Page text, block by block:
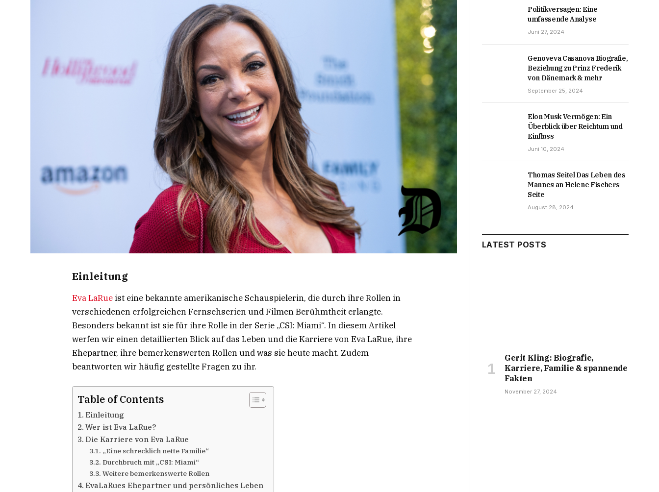
Einleitung
Eva LaRue ist eine bekannte amerikanische Schauspielerin, die durch ihre Rollen in
verschiedenen erfolgreichen Fernsehserien und Filmen Berühmtheit erlangte.
Besonders bekannt ist sie für ihre Rolle in der Serie „CSI: Miami“. In diesem Artikel
werfen wir einen detaillierten Blick auf das Leben und die Karriere von Eva LaRue, ihre
Ehepartner, ihre bemerkenswerten Rollen und was sie heute macht. Zudem
beantworten wir häufig gestellte Fragen zu ihr.
Table of Contents
Einleitung
Wer ist Eva LaRue?
Die Karriere von Eva LaRue
„Eine schrecklich nette Familie“
Durchbruch mit „CSI: Miami“
Weitere bemerkenswerte Rollen
EvaLaRues Ehepartner und persönliches Leben
Politikversagen: Eine
umfassende Analyse
Juni 27, 2024
Genoveva Casanova Biografie,
Beziehung zu Prinz Frederik
von Dänemark & mehr
September 25, 2024
Elon Musk Vermögen: Ein
Überblick über Reichtum und
Einfluss
Juni 10, 2024
Thomas Seitel Das Leben des
Mannes an Helene Fischers
Seite
August 28, 2024
LATEST POSTS
Gerit Kling: Biografie,
Karriere, Familie & spannende
Fakten
November 27, 2024